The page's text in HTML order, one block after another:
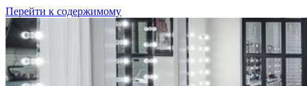
Перейти к содержимому